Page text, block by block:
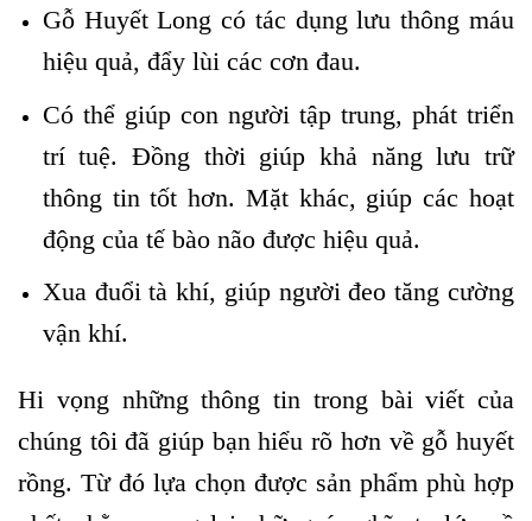
Gỗ Huyết Long có tác dụng lưu thông máu
hiệu quả, đẩy lùi các cơn đau.
Có thể giúp con người tập trung, phát triển
trí tuệ. Đồng thời giúp khả năng lưu trữ
thông tin tốt hơn. Mặt khác, giúp các hoạt
động của tế bào não được hiệu quả.
Xua đuổi tà khí, giúp người đeo tăng cường
vận khí.
Hi vọng những thông tin trong bài viết của
chúng tôi đã giúp bạn hiểu rõ hơn về gỗ huyết
rồng. Từ đó lựa chọn được sản phẩm phù hợp